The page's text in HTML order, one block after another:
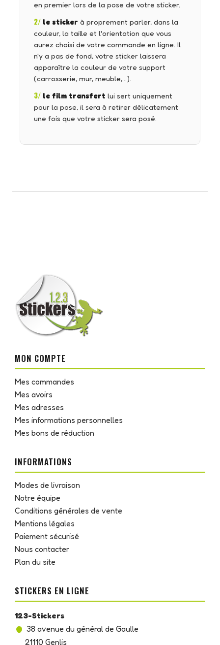
en premier lors de la pose de votre sticker.
2/ le sticker à proprement parler, dans la
couleur, la taille et l'orientation que vous
aurez choisi de votre commande en ligne. Il
n'y a pas de fond, votre sticker laissera
apparaître la couleur de votre support
(carrosserie, mur, meuble,…).
3/ le film transfert lui sert uniquement
pour la pose, il sera à retirer délicatement
une fois que votre sticker sera posé.
MON COMPTE
Mes commandes
Mes avoirs
Mes adresses
Mes informations personnelles
Mes bons de réduction
INFORMATIONS
Modes de livraison
Notre équipe
Conditions générales de vente
Mentions légales
Paiement sécurisé
Nous contacter
Plan du site
STICKERS EN LIGNE
123-Stickers
38 avenue du général de Gaulle
21110 Genlis